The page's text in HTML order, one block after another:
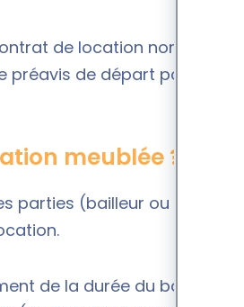
de location non meublé
de départ pour le
meublée ?
parties (bailleur ou locataire)
de la durée du bail de